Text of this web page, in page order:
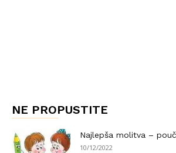
NE PROPUSTITE
Najlepša molitva –
10/12/2022